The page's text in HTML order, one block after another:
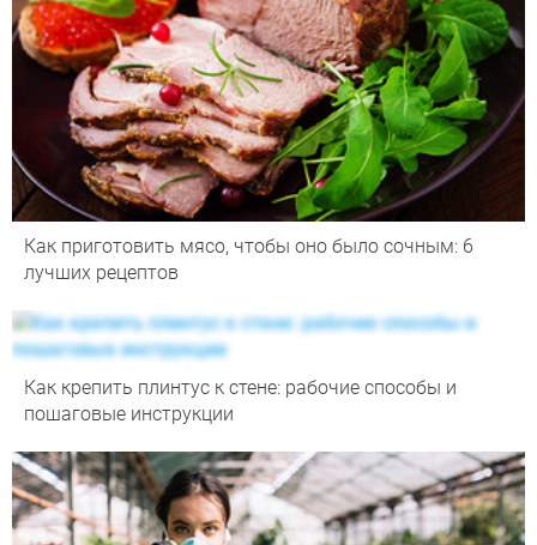
Как приготовить мясо, чтобы оно было сочным: 6
лучших рецептов
Как крепить плинтус к стене: рабочие способы и
пошаговые инструкции